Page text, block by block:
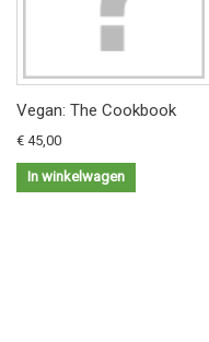
Vegan: The Cookbook
€ 45,00
In winkelwagen